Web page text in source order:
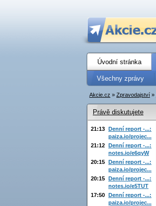
Úvodní stránka
Všechny zprávy
Akcie.cz » Zpravodajství »
Právě diskutujete
21:13 Denní report -...:
paiza.io/projec...
21:12 Denní report -...:
notes.io/e6qyW
20:15 Denní report -...:
paiza.io/projec...
20:15 Denní report -...:
notes.io/e5TUT
17:50 Denní report -...:
paiza.io/projec...